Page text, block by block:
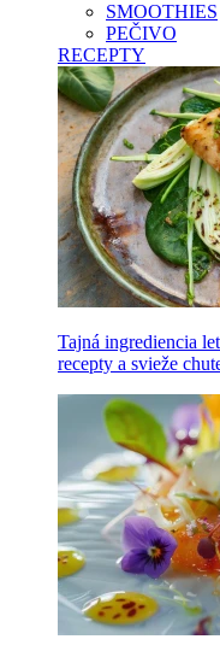
SMOOTHIES
PEČIVO
RECEPTY
Tajná ingrediencia
recepty a svieže